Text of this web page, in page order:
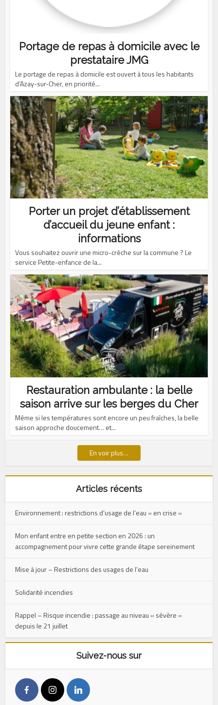
Portage de repas à domicile avec le
prestataire JMG
Le portage de repas à domicile est ouvert à tous les habitants
d’Azay-sur-Cher, en priorité...
Porter un projet d’établissement
d’accueil du jeune enfant :
informations
Vous souhaitez ouvrir une micro-crèche sur la commune ? Le
service Petite-enfance de la...
Restauration ambulante : la belle
saison arrive sur les berges du Cher
Même si les températures sont encore un peu fraîches, la belle
saison approche doucement… et...
En voir plus…
Articles récents
Environnement : restrictions d’usage de l’eau « en crise »
Mon enfant entre en petite section en 2026 : un
accompagnement pour vivre cette grande étape sereinement
Mise à jour – Restrictions des usages de l’eau
Solidarité incendies
Rappel – Risque incendie : passage au niveau « sévère »
depuis le 21 juillet
Suivez-nous sur